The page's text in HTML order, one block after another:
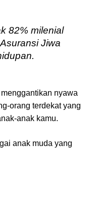
82% milenial
Jiwa
nyawa
orang terdekat yang
anak kamu.
anak muda yang